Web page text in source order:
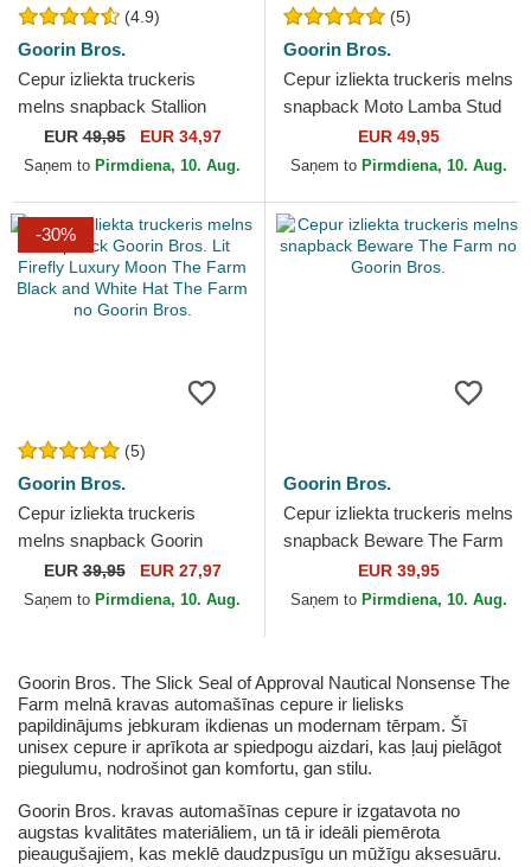
(4.9)
Goorin Bros.
Cepur izliekta truckeris
melns snapback Stallion
Model No. 5741110N Rodeo
The Farm no Goorin Bros.
EUR49,95 EUR 34,97
Saņem to Pirmdiena, 10. Aug.
(5)
Goorin Bros.
Cepur izliekta truckeris melns
snapback Moto Lamba Stud
The Farm no Goorin Bros.
EUR 49,95
Saņem to Pirmdiena, 10. Aug.
-30%
(5)
Goorin Bros.
Cepur izliekta truckeris
melns snapback Goorin
Bros. Lit Firefly Luxury Moon
The Farm Black and...
EUR39,95 EUR 27,97
Saņem to Pirmdiena, 10. Aug.
Goorin Bros.
Cepur izliekta truckeris melns
snapback Beware The Farm
no Goorin Bros.
EUR 39,95
Saņem to Pirmdiena, 10. Aug.
Goorin Bros. The Slick Seal of Approval Nautical Nonsense The
Farm melnā kravas automašīnas cepure ir lielisks
papildinājums jebkuram ikdienas un modernam tērpam. Šī
unisex cepure ir aprīkota ar spiedpogu aizdari, kas ļauj pielāgot
piegulumu, nodrošinot gan komfortu, gan stilu.
Goorin Bros. kravas automašīnas cepure ir izgatavota no
augstas kvalitātes materiāliem, un tā ir ideāli piemērota
pieaugušajiem, kas meklē daudzpusīgu un mūžīgu aksesuāru.